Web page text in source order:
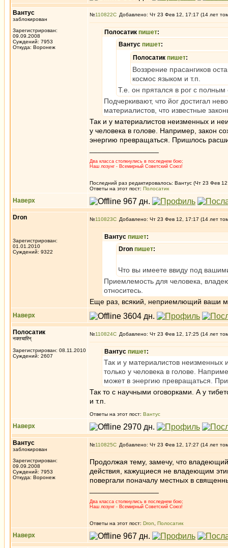
Вантус
заблокирован
Зарегистрирован:
09.09.2008
Суждений: 7953
Откуда: Воронеж
№110822 Добавлено: Чт 23 Фев 12, 17:17 (14 лет
Полосатик пишет:
Вантус пишет:
Полосатик пишет:
Воззрение прасангиков
космос языком и т.п.
Т.е. он прятался в рог с
Подчеркивают, что йог достигал
материалистов, что известные
Так и у материалистов неизменных и
у человека в голове. Например, закон
энергию превращаться. Пришлось
Два класса столкнулись в последнем бою;
Наш лозунг - Всемирный Советский Союз!
Последний раз редактировалось: Вантус (Чт 23 Фев
Ответы на этот пост: Полосатик
Наверх
Dron
Зарегистрирован:
01.01.2010
Суждений: 9322
№110823 Добавлено: Чт 23 Фев 12, 17:17 (14 лет
Вантус пишет:
Dron пишет:
Что вы имеете ввиду под
Приемлемость для человека,
относитесь.
Еще раз, всякий, неприемлющий ваши
Наверх
Полосатик
नक्तचारिन्
Зарегистрирован: 08.11.2010
Суждений: 2607
№110824 Добавлено: Чт 23 Фев 12, 17:25 (14 лет
Вантус пишет:
Так и у материалистов неизменных
только у человека в голове.
может в энергию превращаться.
Так то с научными оговорками. А у
и т.п.
Ответы на этот пост: Вантус
Наверх
Вантус
заблокирован
Зарегистрирован:
09.09.2008
Суждений: 7953
Откуда: Воронеж
№110825 Добавлено: Чт 23 Фев 12, 17:27 (14 лет
Продолжая тему, замечу, что
действия, кажущиеся не владеющим
повергали поначалу местных в
Два класса столкнулись в последнем бою;
Наш лозунг - Всемирный Советский Союз!
Ответы на этот пост: Dron Полосатик
Наверх